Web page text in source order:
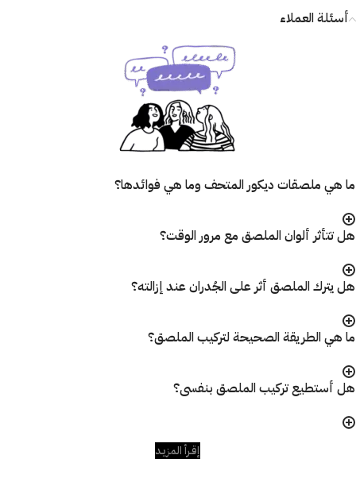
أسئلة العملاء
ما هي ملصقات ديكور المتحف وما هي فوائدها؟
هل تتأثر ألوان الملصق مع مرور الوقت؟
هل يترك الملصق أثر على الجُدران عند إزالته؟
ما هي الطريقة الصحيحة لتركيب الملصق؟
هل أستطيع تركيب الملصق بنفسى؟
إقـرأ المزيـد